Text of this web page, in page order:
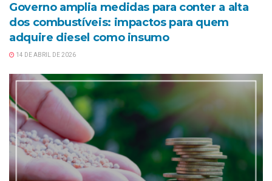
Governo amplia medidas para conter a alta
dos combustíveis: impactos para quem
adquire diesel como insumo
14 DE ABRIL DE 2026